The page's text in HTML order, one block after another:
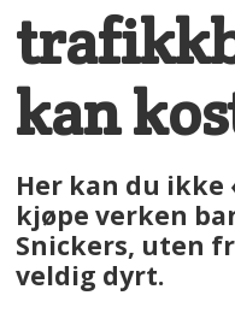
kan
Her kan du ikke
kjøpe verken
Snickers, uten
veldig dyrt.